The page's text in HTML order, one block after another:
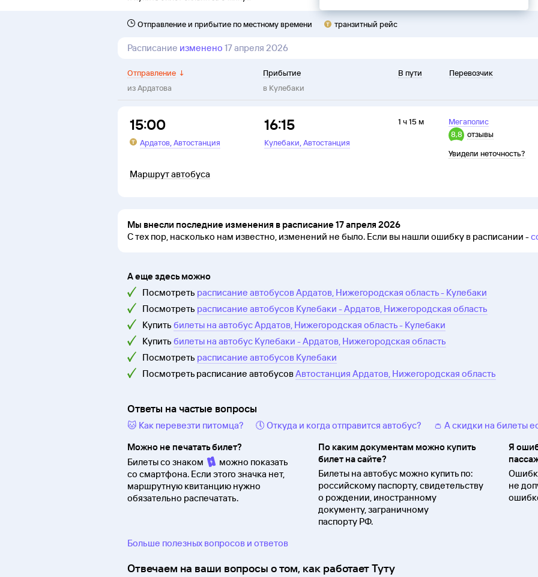
Отправление и прибытие по местному времени транзитный рейс
Расписание изменено 17 апреля 2026
Отправление ↓
изАрдатова
Прибытие
в Кулебаки
В пути Перевозчик
15:00
Ардатов,Автостанция
16:15
Кулебаки,Автостанция
1 ч 15 м
Мегаполис
8,8 отзывы
Увидели неточность?
Маршрут автобуса
Мы внесли последние изменения в расписание 17 апреля 2026
С тех пор, насколько нам известно, изменений не было. Если вы нашли ошибку в расписании -
А еще здесь можно
Посмотреть расписание автобусов Ардатов, Нижегородская область - Кулебаки
Посмотреть расписание автобусов Кулебаки - Ардатов, Нижегородская область
Купить билеты на автобус Ардатов, Нижегородская область - Кулебаки
Купить билеты на автобус Кулебаки - Ардатов, Нижегородская область
Посмотреть расписание автобусов Кулебаки
Посмотреть расписание автобусовАвтостанция Ардатов, Нижегородская область
Ответы на частые вопросы
🐱 Как перевезти питомца? 🕔 Откуда и когда отправится автобус?
👛 А скидки на билеты
Можно не печатать билет?
Билеты со знаком
можно показать
со смартфона. Если этого значка нет,
маршрутную квитанцию нужно
обязательно распечатать.
По каким документам можно купить
билет на сайте?
Билеты на автобус можно купить по:
российскому паспорту, свидетельству
о рождении, иностранному
документу, заграничному
паспорту РФ.
Я
не
Больше полезных вопросов и ответов
Отвечаем на ваши вопросы о том, как работает Туту